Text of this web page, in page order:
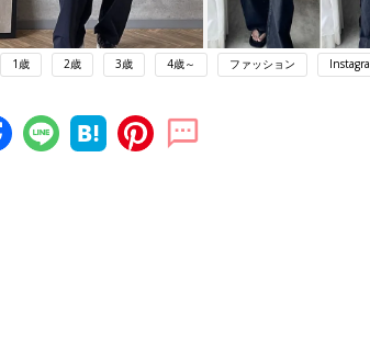
1歳 2歳 3歳 4歳～ ファッション